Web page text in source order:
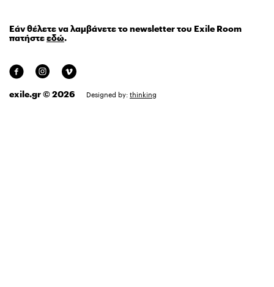
Εάν θέλετε να λαμβάνετε το newsletter του Exile Room
πατήστεεδώ.
exile.gr © 2026 Designed by: thinking